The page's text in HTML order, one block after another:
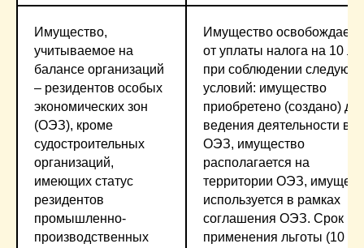
Имущество,
учитываемое на
балансе организаций
– резидентов особых
экономических зон
(ОЭЗ), кроме
судостроительных
организаций,
имеющих статус
резидентов
промышленно-
производственных
Имущество
от уплаты налога на 10
при соблюдении
условий: имущество
приобретено (создано)
ведения деятельности в
ОЭЗ, имущество
располагается на
территории ОЭЗ,
используется в рамках
соглашения ОЭЗ. Срок
применения льготы (10